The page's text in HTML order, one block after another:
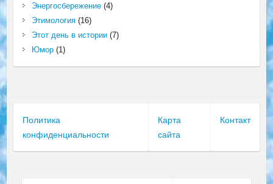
Энергосбережение(4)
Этимология(16)
Этот день в истории(7)
Юмор(1)
Политика
конфиденциальности
Карта
сайта
Контакт